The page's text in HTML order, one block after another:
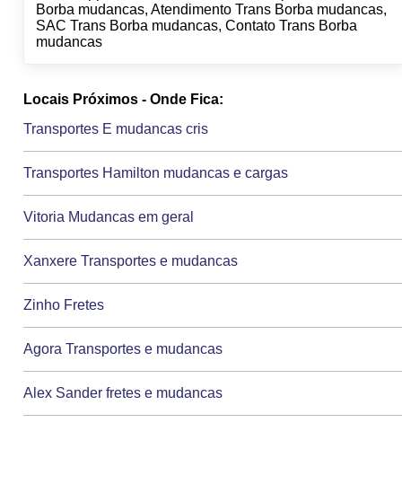
Borba mudancas, Atendimento Trans Borba mudancas,
SAC Trans Borba mudancas, Contato Trans Borba
mudancas
Locais Próximos - Onde Fica:
Transportes E mudancas cris
Transportes Hamilton mudancas e cargas
Vitoria Mudancas em geral
Xanxere Transportes e mudancas
Zinho Fretes
Agora Transportes e mudancas
Alex Sander fretes e mudancas